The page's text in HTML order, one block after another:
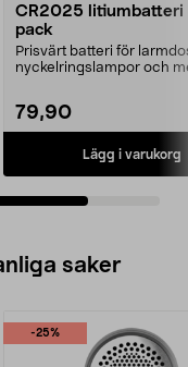
CR2025 litiumbatteri
pack
Prisvärt batteri för
nyckelringslampor och
79,90
Lägg i varukorg
saker
-25%